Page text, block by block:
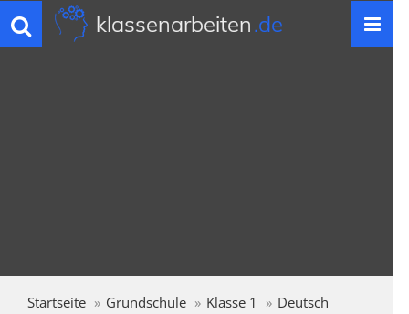
Toggle
navigation
klassenarbeiten.de
Startseite Grundschule Klasse 1
Deutsch